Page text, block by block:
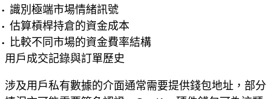
識別極端市場情緒訊號
估算槓桿持倉的資金成本
比較不同市場的資金費率結構
用戶成交記錄與訂單歷史
涉及用戶私有數據的介面通常需要提供錢包地址，部分